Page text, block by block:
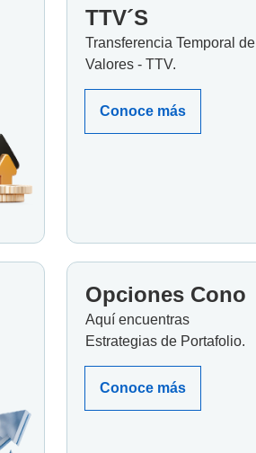
TTV´S
Transferencia Temporal de
Valores - TTV.
Conoce más
Opciones Cono
Aquí encuentras
Estrategias de Portafolio.
Conoce más